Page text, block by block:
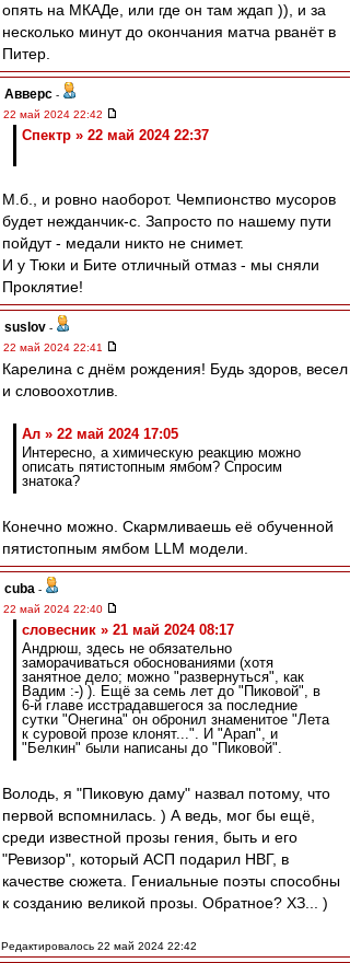
опять на МКАДе, или где он там ждап )), и за
несколько минут до окончания матча рванёт в
Питер.
Авверс -
22 май 2024 22:42
Спектр » 22 май 2024 22:37
М.б., и ровно наоборот. Чемпионство мусоров
будет нежданчик-с. Запросто по нашему пути
пойдут - медали никто не снимет.
И у Тюки и Бите отличный отмаз - мы сняли
Проклятие!
suslov -
22 май 2024 22:41
Карелина с днём рождения! Будь здоров, весел
и словоохотлив.
Ал » 22 май 2024 17:05
Интересно, а химическую реакцию можно
описать пятистопным ямбом? Спросим
знатока?
Конечно можно. Скармливаешь её обученной
пятистопным ямбом LLM модели.
cuba -
22 май 2024 22:40
словесник » 21 май 2024 08:17
Андрюш, здесь не обязательно
заморачиваться обоснованиями (хотя
занятное дело; можно "развернуться", как
Вадим :-) ). Ещё за семь лет до "Пиковой", в
6-й главе исстрадавшегося за последние
сутки "Онегина" он обронил знаменитое "Лета
к суровой прозе клонят...". И "Арап", и
"Белкин" были написаны до "Пиковой".
Володь, я "Пиковую даму" назвал потому, что
первой вспомнилась. ) А ведь, мог бы ещё,
среди известной прозы гения, быть и его
"Ревизор", который АСП подарил НВГ, в
качестве сюжета. Гениальные поэты способны
к созданию великой прозы. Обратное? ХЗ... )
Редактировалось 22 май 2024 22:42